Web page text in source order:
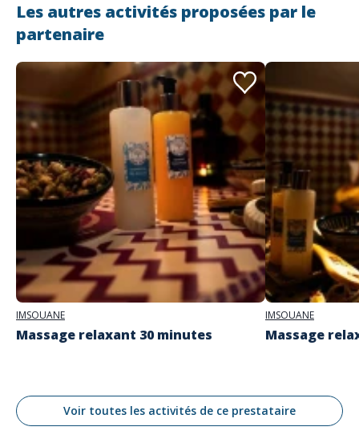
Adresse
Imsouane Wood House - Spa
Imsouane, Maroc 80043
Les autres activités proposées par le
partenaire
IMSOUANE
Massage relaxant 30 minutes
IMSOUANE
Massage
Voir toutes les activités de ce prestataire